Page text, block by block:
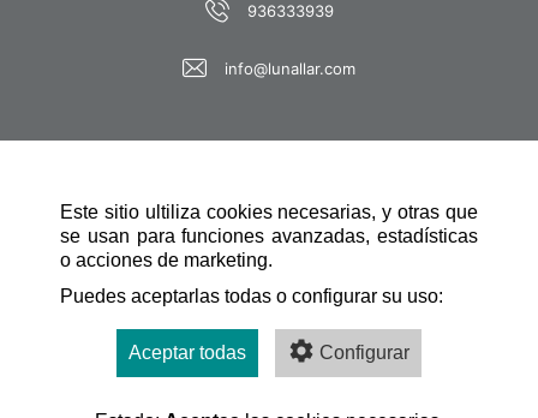
Este sitio ultiliza cookies necesarias, y otras que
se usan para funciones avanzadas, estadísticas
o acciones de marketing.
Puedes aceptarlas todas o configurar su uso:
Aceptar todas Configurar
936333939
info@lunallar.com
SCHNELLE NAVIGATION